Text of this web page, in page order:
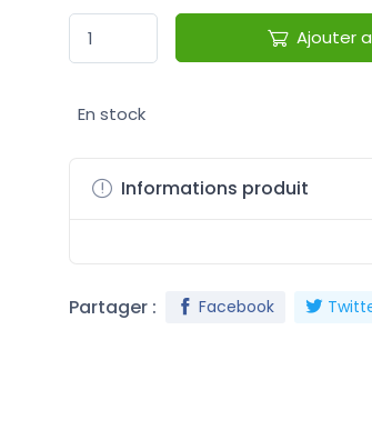
Ajouter
En stock
Informations produit
Partager : Facebook